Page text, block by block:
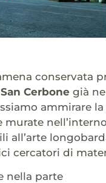
conservata
Cerbone già
ammirare
cercatori di
nella parte